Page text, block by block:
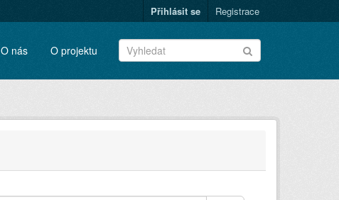
Přihlásit se Registrace
O nás O projektu